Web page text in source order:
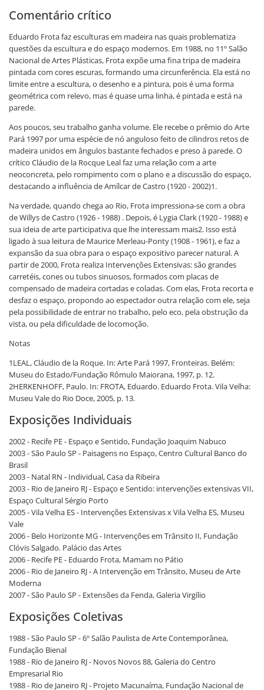
Comentário crítico
Eduardo Frota faz esculturas em madeira nas quais problematiza
questões da escultura e do espaço modernos. Em 1988, no 11º Salão
Nacional de Artes Plásticas, Frota expõe uma fina tripa de madeira
pintada com cores escuras, formando uma circunferência. Ela está no
limite entre a escultura, o desenho e a pintura, pois é uma forma
geométrica com relevo, mas é quase uma linha, é pintada e está na
parede.
Aos poucos, seu trabalho ganha volume. Ele recebe o prêmio do Arte
Pará 1997 por uma espécie de nó anguloso feito de cilindros retos de
madeira unidos em ângulos bastante fechados e preso à parede. O
crítico Cláudio de la Rocque Leal faz uma relação com a arte
neoconcreta, pelo rompimento com o plano e a discussão do espaço,
destacando a influência de Amílcar de Castro (1920 - 2002)1.
Na verdade, quando chega ao Rio, Frota impressiona-se com a obra
de Willys de Castro (1926 - 1988) . Depois, é Lygia Clark (1920 - 1988) e
sua ideia de arte participativa que lhe interessam mais2. Isso está
ligado à sua leitura de Maurice Merleau-Ponty (1908 - 1961), e faz a
expansão da sua obra para o espaço expositivo parecer natural. A
partir de 2000, Frota realiza Intervenções Extensivas: são grandes
carretéis, cones ou tubos sinuosos, formados com placas de
compensado de madeira cortadas e coladas. Com elas, Frota recorta e
desfaz o espaço, propondo ao espectador outra relação com ele, seja
pela possibilidade de entrar no trabalho, pelo eco, pela obstrução da
vista, ou pela dificuldade de locomoção.
Notas
1LEAL, Cláudio de la Roque. In: Arte Pará 1997, Fronteiras. Belém:
Museu do Estado/Fundação Rômulo Maiorana, 1997, p. 12.
2HERKENHOFF, Paulo. In: FROTA, Eduardo. Eduardo Frota. Vila Velha:
Museu Vale do Rio Doce, 2005, p. 13.
Exposições Individuais
2002 - Recife PE - Espaço e Sentido, Fundação Joaquim Nabuco
2003 - São Paulo SP - Paisagens no Espaço, Centro Cultural Banco do
Brasil
2003 - Natal RN - Individual, Casa da Ribeira
2003 - Rio de Janeiro RJ - Espaço e Sentido: intervenções extensivas VII,
Espaço Cultural Sérgio Porto
2005 - Vila Velha ES - Intervenções Extensivas x Vila Velha ES, Museu
Vale
2006 - Belo Horizonte MG - Intervenções em Trânsito II, Fundação
Clóvis Salgado. Palácio das Artes
2006 - Recife PE - Eduardo Frota, Mamam no Pátio
2006 - Rio de Janeiro RJ - A Intervenção em Trânsito, Museu de Arte
Moderna
2007 - São Paulo SP - Extensões da Fenda, Galeria Virgílio
Exposições Coletivas
1988 - São Paulo SP - 6º Salão Paulista de Arte Contemporânea,
Fundação Bienal
1988 - Rio de Janeiro RJ - Novos Novos 88, Galeria do Centro
Empresarial Rio
1988 - Rio de Janeiro RJ - Projeto Macunaíma, Fundação Nacional de